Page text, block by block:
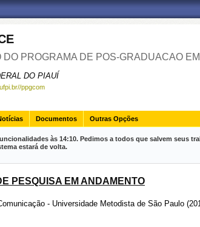
PROGRAMA DE POS-GRADUACAO
DO PIAUÍ
ppgcom
Documentos Outras Opções
às 14:10. Pedimos a todos que salvem seus
estará de volta.
PESQUISA EM ANDAMENTO
- Universidade Metodista de São Paulo